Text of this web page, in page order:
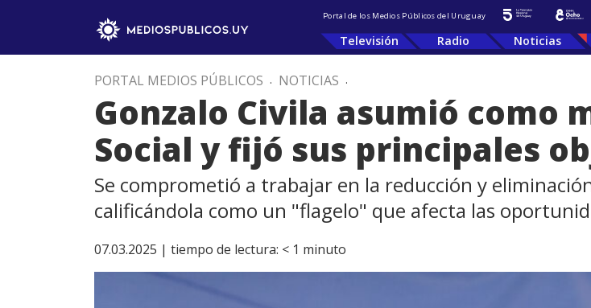
Portal de los Medios Públicos del Uruguay
Televisión Radio Noticias
PORTAL MEDIOS PÚBLICOS . NOTICIAS .
Gonzalo Civila asumió como
Social y fijó sus principales
Se comprometió a trabajar en la reducción y
calificándola como un "flagelo" que afecta las
07.03.2025 | tiempo de lectura: < 1 minuto